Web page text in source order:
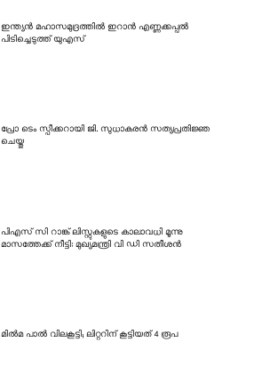
ഇന്ത്യൻ മഹാസമുദ്രത്തിൽ ഇറാൻ എണ്ണക്കപ്പൽ
പിടിച്ചെടുത്ത് യുഎസ്
പ്രോ ടെം സ്പീക്കറായി ജി. സുധാകരൻ സത്യപ്രതിജ്ഞ
ചെയ്തു
പിഎസ് സി റാങ്ക് ലിസ്റ്റുകളുടെ കാലാവധി മൂന്നു
മാസത്തേക്ക് നീട്ടി: മുഖ്യമന്ത്രി വി ഡി സതീശൻ
മിൽമ പാൽ വിലകൂട്ടി; ലിറ്ററിന് കൂട്ടിയത് 4 രൂപ